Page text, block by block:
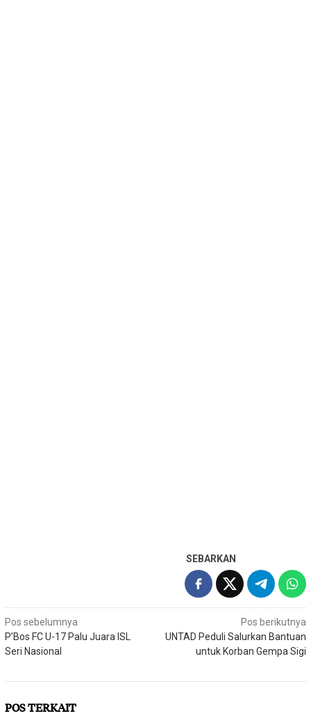
SEBARKAN
Navigasi
pos
Pos sebelumnya
P’Bos FC U-17 Palu Juara ISL
Seri Nasional
Pos berikutnya
UNTAD Peduli Salurkan Bantuan
untuk Korban Gempa Sigi
POS TERKAIT